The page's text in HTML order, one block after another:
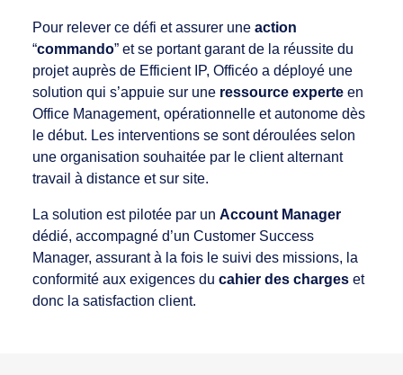
Pour relever ce défi et assurer une action
“commando” et se portant garant de la réussite du
projet auprès de Efficient IP, Officéo a déployé une
solution qui s’appuie sur une ressource experteen
Office Management, opérationnelle et autonome dès
le début. Les interventions se sont déroulées selon
une organisation souhaitée par le client alternant
travail à distance et sur site.
La solution est pilotée par un Account Manager
dédié, accompagné d’un Customer Success
Manager, assurant à la fois le suivi des missions, la
conformité aux exigences du cahier des chargeset
donc la satisfaction client.